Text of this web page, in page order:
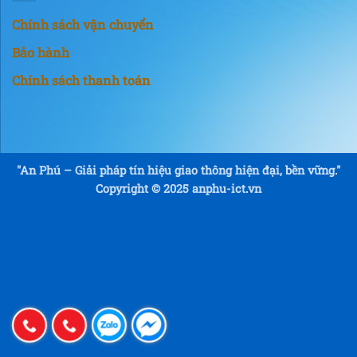
Chính sách vận chuyển
Bảo hành
Chính sách thanh toán
"An Phú – Giải pháp tín hiệu giao thông hiện đại, bền vững."
Copyright © 2025 anphu-ict.vn